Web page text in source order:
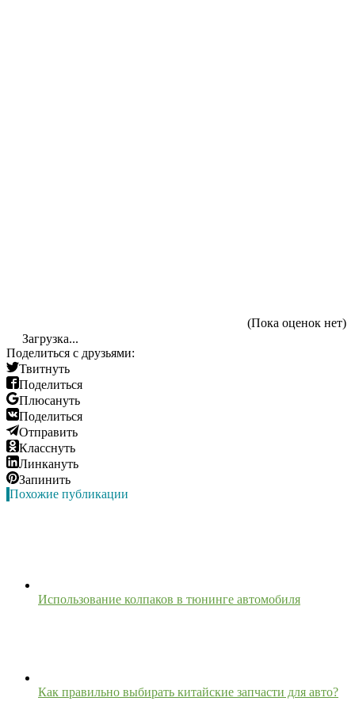
(Пока оценок нет)
Загрузка...
Поделиться с друзьями:
Твитнуть
Поделиться
Плюсануть
Поделиться
Отправить
Класснуть
Линкануть
Запинить
Похожие публикации
Использование колпаков в тюнинге автомобиля
Как правильно выбирать китайские запчасти для авто?